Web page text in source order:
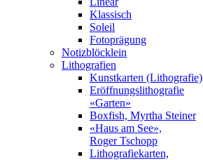
Klassisch
Soleil
Fotoprägung
Notizblöcklein
Lithografien
Kunstkarten (Lithografie)
Eröffnungslithografie
«Garten»
Boxfish, Myrtha Steiner
«Haus am See»,
Roger Tschopp
Lithografiekarten,